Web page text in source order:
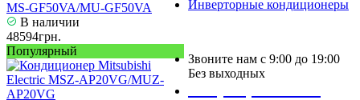
MS-GF50VA/MU-GF50VA
В наличии
48594грн.
Популярный
Инверторные кондиционеры
Звоните нам с 9:00 до 19:00
Без выходных